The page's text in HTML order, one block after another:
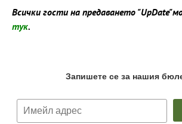
Всички гости на предаването
тук.